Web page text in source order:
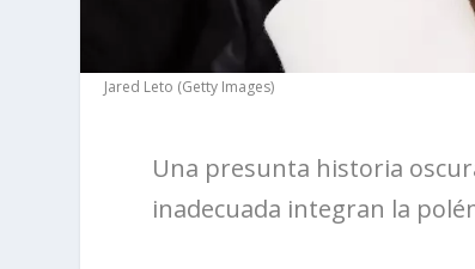
Jared Leto (Getty Images)
Una presunta historia
inadecuada integran la